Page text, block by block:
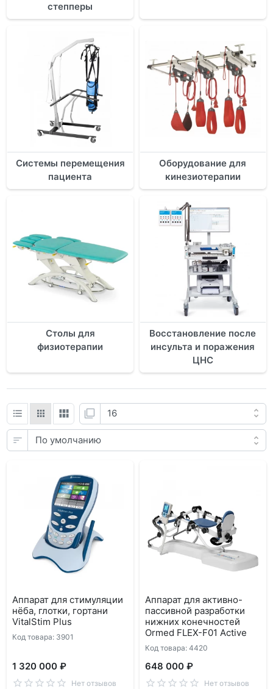
степперы
Системы перемещения
пациента
Оборудование для
кинезиотерапии
Столы для
физиотерапии
Восстановление после
инсульта и поражения
ЦНС
Аппарат для стимуляции
нёба, глотки, гортани
VitalStim Plus
Код товара: 3901
1 320 000 ₽
Нет отзывов
Аппарат для активно-
пассивной разработки
нижних конечностей
Ormed FLEX-F01 Active
Код товара: 4420
648 000 ₽
Нет отзывов